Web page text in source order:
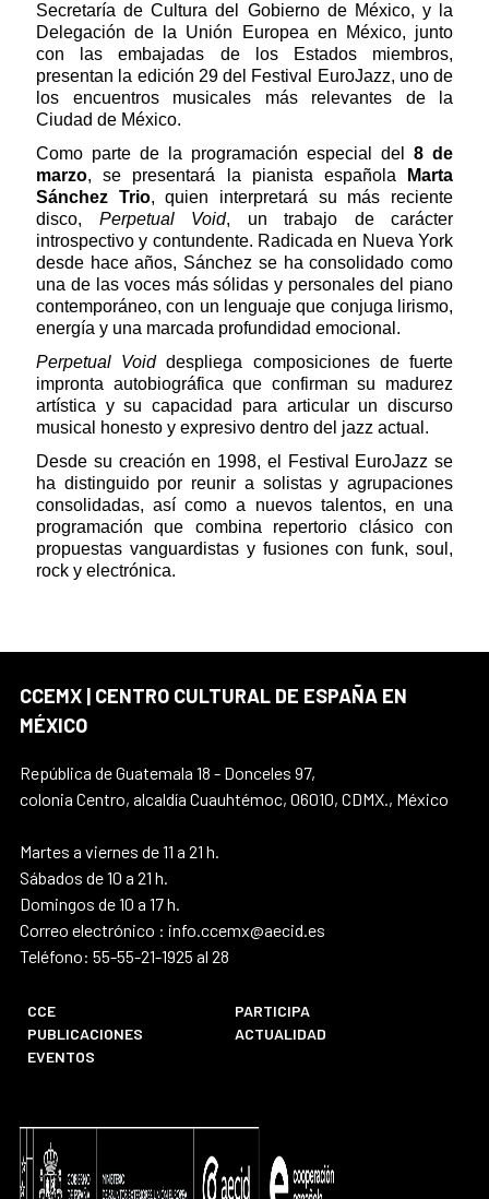
Secretaría de Cultura del Gobierno de México, y la
Delegación de la Unión Europea en México, junto
con las embajadas de los Estados miembros,
presentan la edición 29 del Festival EuroJazz, uno de
los encuentros musicales más relevantes de la
Ciudad de México.
Como parte de la programación especial del 8 de
marzo, se presentará la pianista española
Marta
Sánchez Trio, quien interpretará su más reciente
disco, Perpetual Void, un trabajo de carácter
introspectivo y contundente. Radicada en Nueva York
desde hace años, Sánchez se ha consolidado como
una de las voces más sólidas y personales del piano
contemporáneo, con un lenguaje que conjuga lirismo,
energía y una marcada profundidad emocional.
Perpetual Voiddespliega composiciones de fuerte
impronta autobiográfica que confirman su madurez
artística y su capacidad para articular un discurso
musical honesto y expresivo dentro del jazz actual.
Desde su creación en 1998, el Festival EuroJazz se
ha distinguido por reunir a solistas y agrupaciones
consolidadas, así como a nuevos talentos, en una
programación que combina repertorio clásico con
propuestas vanguardistas y fusiones con funk, soul,
rock y electrónica.
CCEMX | CENTRO CULTURAL DE ESPAÑA EN
MÉXICO
República de Guatemala 18 - Donceles 97,
colonia Centro, alcaldía Cuauhtémoc, 06010, CDMX., México
Martes a viernes de 11 a 21 h.
Sábados de 10 a 21 h.
Domingos de 10 a 17 h.
Correo electrónico : info.ccemx@aecid.es
Teléfono: 55-55-21-1925 al 28
CCE
PARTICIPA
PUBLICACIONES
ACTUALIDAD
EVENTOS